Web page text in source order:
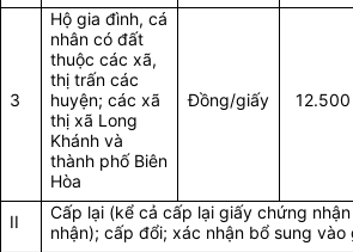
3
Hộ gia đình, cá
nhân có đất
thuộc các xã,
thị trấn các
huyện; các xã
thị xã Long
Khánh và
thành phố Biên
Hòa
Đồng/giấy 12.500
II
Cấp lại (kể cả cấp lại giấy chứng
nhận); cấp đổi; xác nhận bổ sung